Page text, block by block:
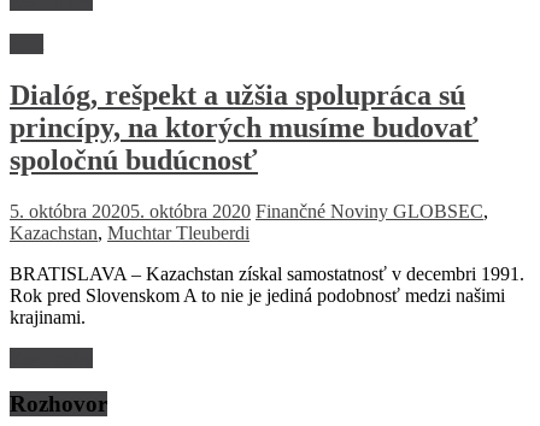
Dialóg, rešpekt a užšia spolupráca sú
princípy, na ktorých musíme budovať
spoločnú budúcnosť
5. októbra 20205. októbra 2020 Finančné Noviny GLOBSEC,
Kazachstan, Muchtar Tleuberdi
BRATISLAVA – Kazachstan získal samostatnosť v decembri 1991.
Rok pred Slovenskom A to nie je jediná podobnosť medzi našimi
krajinami.
Rozhovor